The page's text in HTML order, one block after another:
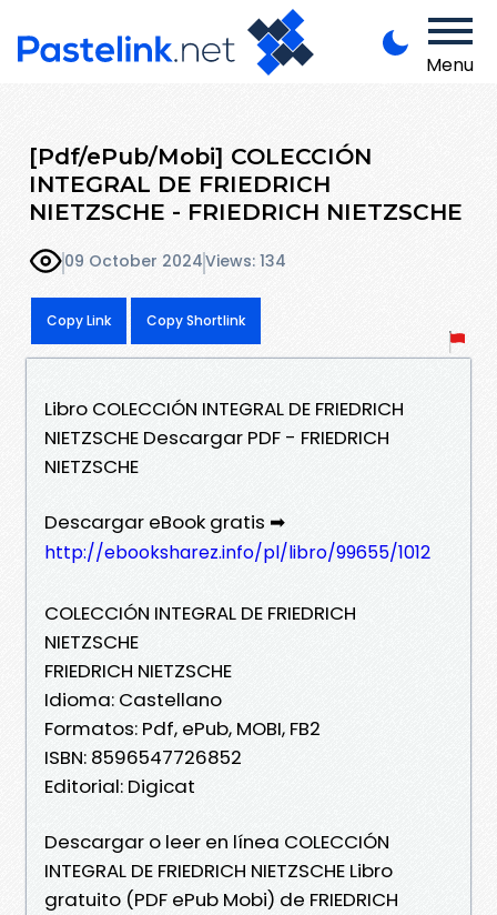
Menu
[Pdf/ePub/Mobi] COLECCIÓN
INTEGRAL DE FRIEDRICH
NIETZSCHE - FRIEDRICH NIETZSCHE
09 October 2024Views: 134
Copy Link Copy Shortlink
Libro COLECCIÓN INTEGRAL DE FRIEDRICH
NIETZSCHE Descargar PDF - FRIEDRICH
NIETZSCHE
Descargar eBook gratis ➡
http://ebooksharez.info/pl/libro/99655/1012
COLECCIÓN INTEGRAL DE FRIEDRICH
NIETZSCHE
FRIEDRICH NIETZSCHE
Idioma: Castellano
Formatos: Pdf, ePub, MOBI, FB2
ISBN: 8596547726852
Editorial: Digicat
Descargar o leer en línea COLECCIÓN
INTEGRAL DE FRIEDRICH NIETZSCHE Libro
gratuito (PDF ePub Mobi) de FRIEDRICH